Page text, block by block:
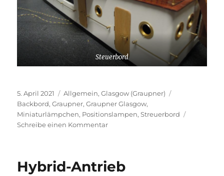
Steuerbord
Veröffentlicht
am
5. April 2021 Kategorien
Allgemein,Glasgow (Graupner)
Backbord,Graupner,Graupner Glasgow,
Miniaturlämpchen, Positionslampen,Streuerbord
Schreibe einen Kommentarzu
Hybrid-Antrieb